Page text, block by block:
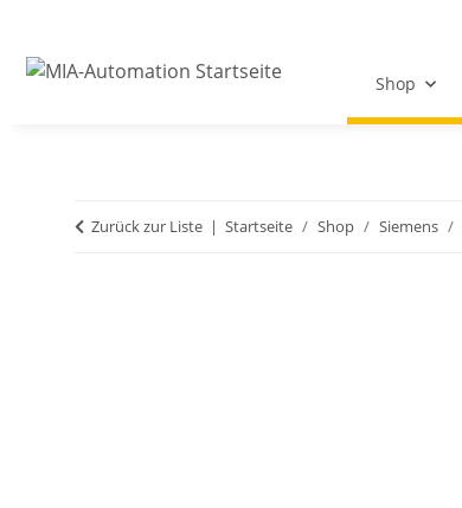
Shop
Zurück zur Liste Startseite Shop Siemens